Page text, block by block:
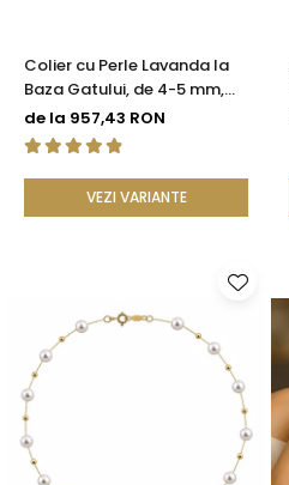
Colier cu Perle Lavanda la
Baza Gatului, de 4-5 mm,
Perle Rare, Calitate AAA+,
Aur 14K | KASKADDA®
de la 957,43 RON
VEZI VARIANTE